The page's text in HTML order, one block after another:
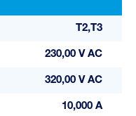
T2,T3
230,00 V AC
320,00 V AC
10,000 A